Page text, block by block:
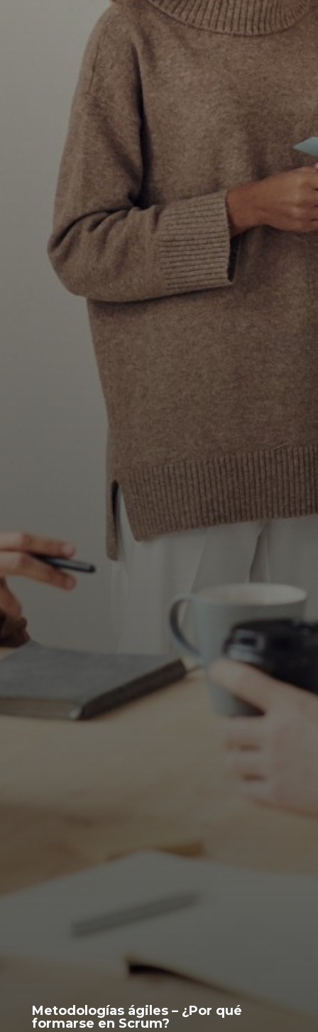
Metodologías ágiles – ¿Por qué
formarse en Scrum?